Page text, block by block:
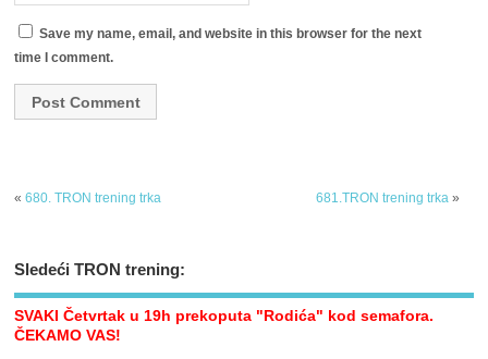
Save my name, email, and website in this browser for the next
time I comment.
«680. TRON trening trka 681.TRON trening trka »
Sledeći TRON trening:
SVAKI Četvrtak u 19h prekoputa "Rodića" kod semafora.
ČEKAMO VAS!